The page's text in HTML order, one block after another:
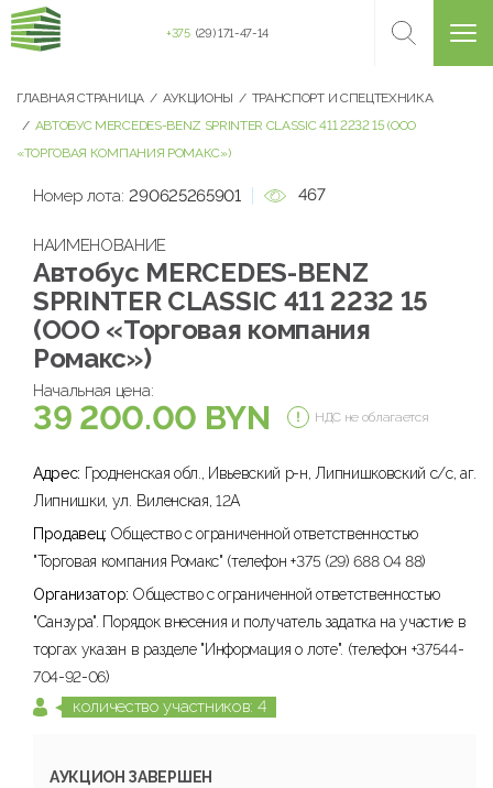
+375 (29) 171-47-14
ГЛАВНАЯ СТРАНИЦА АУКЦИОНЫ
ТРАНСПОРТ И СПЕЦТЕХНИКА
АВТОБУС MERCEDES-BENZ SPRINTER CLASSIC 411 2232 15 (ООО
«ТОРГОВАЯ КОМПАНИЯ РОМАКС»)
Номер лота: 290625265901 467
НАИМЕНОВАНИЕ
Автобус MERCEDES-BENZ
SPRINTER CLASSIC 411 2232 15
(ООО «Торговая компания
Ромакс»)
Начальная цена:
39 200.00 BYN НДС не облагается
Адрес: Гродненская обл., Ивьевский р-н, Липнишковский с/с, аг.
Липнишки, ул. Виленская, 12А
Продавец: Общество с ограниченной ответственностью
"Торговая компания Ромакс" (телефон +375 (29) 688 04 88)
Организатор: Общество с ограниченной ответственностью
"Санзура". Порядок внесения и получатель задатка на участие в
торгах указан в разделе "Информация о лоте". (телефон +37544-
704-92-06)
количество участников: 4
АУКЦИОН ЗАВЕРШЕН